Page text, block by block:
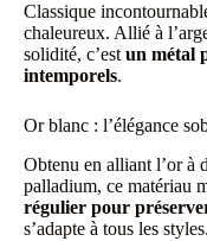
Classique
chaleureux. Allié à
solidité, c’est un métal
intemporels.
Or blanc : l’élégance
Obtenu en alliant l’or à
palladium, ce matériau
régulier pour
s’adapte à tous les styles.